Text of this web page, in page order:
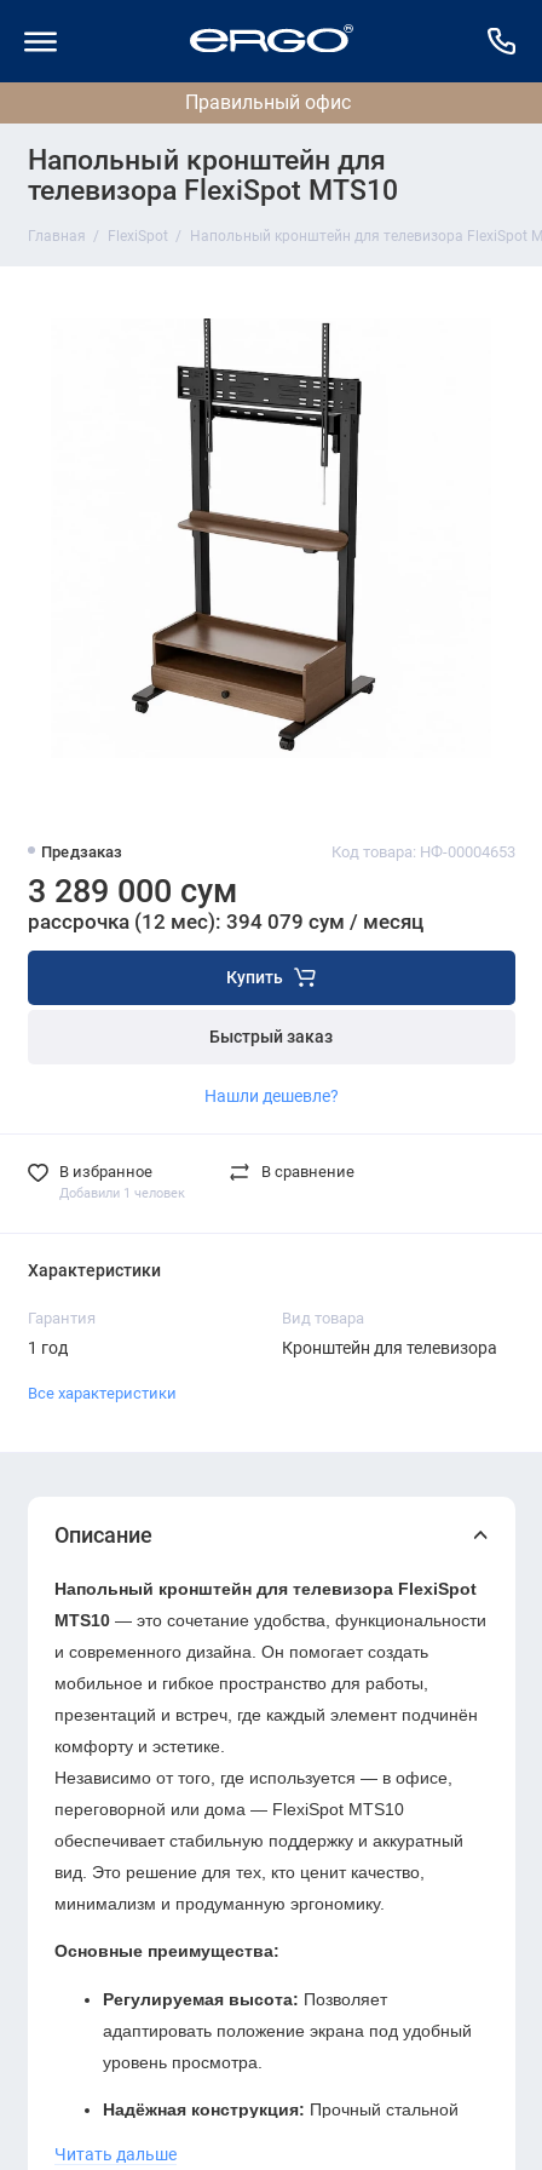
Напольный кронштейн для
телевизора FlexiSpot MTS10
Главная FlexiSpot Напольный кронштейн для телевизора FlexiSpot
Предзаказ Код товара: НФ-00004653
3 289 000 сум
рассрочка (12 мес): 394 079 сум / месяц
Купить
Быстрый заказ
Нашли дешевле?
В избранное
Добавили 1 человек
В сравнение
Характеристики
Гарантия
1 год
Вид товара
Кронштейн для телевизора
Все характеристики
Описание
Напольный кронштейн для телевизора FlexiSpot
MTS10 — это сочетание удобства, функциональности
и современного дизайна. Он помогает создать
мобильное и гибкое пространство для работы,
презентаций и встреч, где каждый элемент подчинён
комфорту и эстетике.
Независимо от того, где используется — в офисе,
переговорной или дома — FlexiSpot MTS10
обеспечивает стабильную поддержку и аккуратный
вид. Это решение для тех, кто ценит качество,
минимализм и продуманную эргономику.
Основные преимущества:
Регулируемая высота: Позволяет
адаптировать положение экрана под удобный
уровень просмотра.
Надёжная конструкция: Прочный стальной
Читать дальше